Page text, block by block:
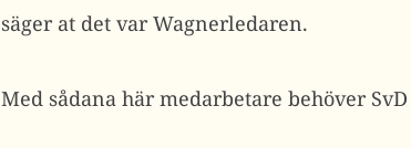
säger at det var Wagnerledaren.
Med sådana här medarbetare behöver